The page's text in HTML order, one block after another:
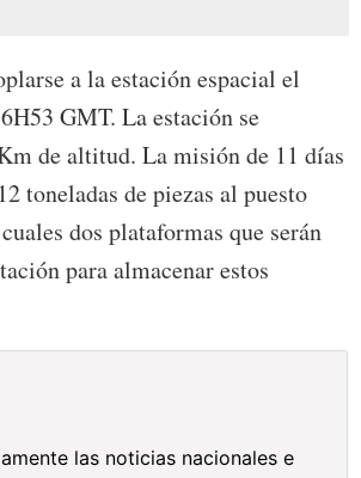
a la estación espacial el
GMT. La estación se
de altitud. La misión de 11 días
toneladas de piezas al puesto
dos plataformas que serán
para almacenar estos
las noticias nacionales e